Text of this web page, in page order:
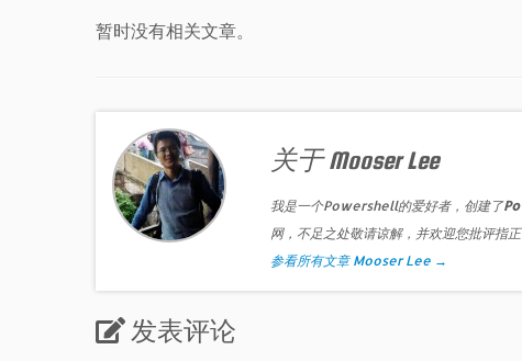
暂时没有相关文章。
关于 Mooser Lee
我是一个Powershell的爱好者，创建了
网，不足之处敬请谅解，并欢迎您批评指正
参看所有文章 Mooser Lee →
发表评论